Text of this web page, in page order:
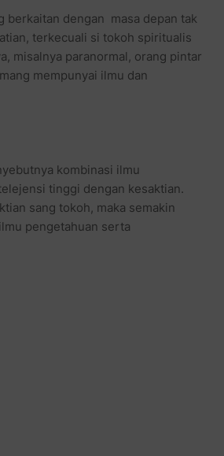
berkaitan dengan masa depan tak
terkecuali si tokoh spiritualis
misalnya paranormal, orang pintar
mempunyai ilmu dan
kombinasi ilmu
tinggi dengan kesaktian.
sang tokoh, maka semakin
pengetahuan serta